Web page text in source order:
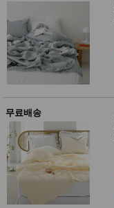
품
주방소
품
식
품
즉석가
공식품
쌀/잡곡/
면류
양념/소
스/가루
건조식
품
농산품
유 놀이방
매트
DVD
무료배송